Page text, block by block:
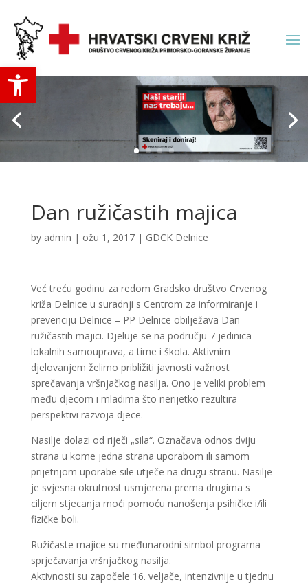
Open toolbar
Dan ružičastih majica
by admin | ožu 1, 2017| GDCK Delnice
Već treću godinu za redom Gradsko društvo Crvenog
križa Delnice u suradnji s Centrom za informiranje i
prevenciju Delnice – PP Delnice obilježava Dan
ružičastih majici. Djeluje se na području 7 jedinica
lokalnih samouprava, a time i škola. Aktivnim
djelovanjem želimo približiti javnosti važnost
sprečavanja vršnjačkog nasilja. Ono je veliki problem
među djecom i mladima što nerijetko rezultira
perspektivi razvoja djece.
Nasilje dolazi od riječi „sila“. Označava odnos dviju
strana u kome jedna strana uporabom ili samom
prijetnjom uporabe sile utječe na drugu stranu. Nasilje
je svjesna okrutnost usmjerena prema drugima s
ciljem stjecanja moći pomoću nanošenja psihičke i/ili
fizičke boli.
Ružičaste majice su međunarodni simbol programa
sprječavanja vršnjačkog nasilja.
Aktivnosti su započele 16. veljače, intenzivnije u tjednu